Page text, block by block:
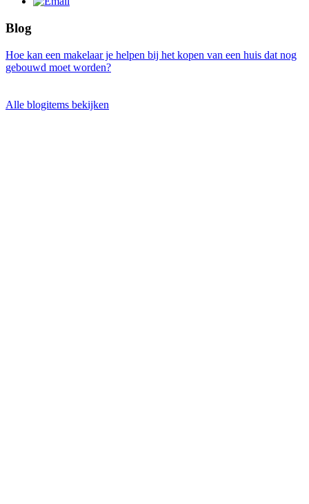
Blog
Hoe kan een makelaar je helpen bij het kopen van een huis dat nog
gebouwd moet worden?
Alle blogitems bekijken